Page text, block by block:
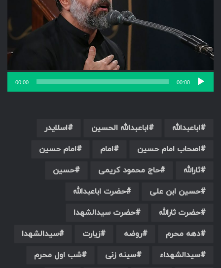
00:00
00:00
اباعبدالله اباعبدالله الحسین
اسلایدر
اصحاب امام حسین
امام
امام حسین
ثارالله
حاج محمود کریمی
حسین
حسین ابن علی
حضرت اباعبدالله
حضرت ثارالله
حضرت سیدالشهدا
دهه محرم
روضه زیارت
سیدالشهدا
سیدالشهداء
سینه زنی
شب اول محرم